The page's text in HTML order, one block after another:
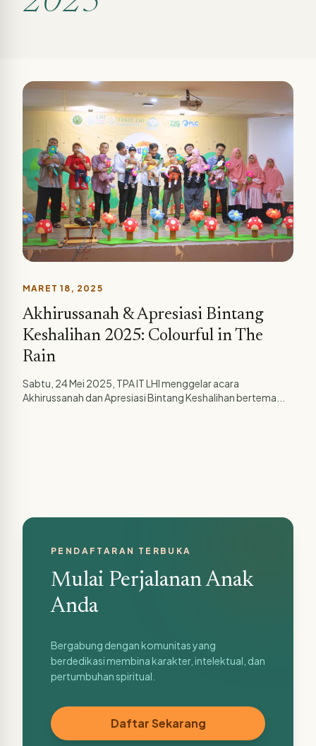
MARET 18, 2025
Akhirussanah & Apresiasi Bintang
Keshalihan 2025: Colourful in The
Rain
Sabtu, 24 Mei 2025, TPA IT LHI menggelar acara
Akhirussanah dan Apresiasi Bintang Keshalihan bertema...
PENDAFTARAN TERBUKA
Mulai Perjalanan Anak
Anda
Bergabung dengan komunitas yang
berdedikasi membina karakter, intelektual, dan
pertumbuhan spiritual.
Daftar Sekarang